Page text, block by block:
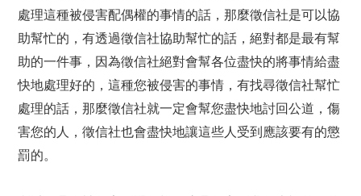
處理這種被侵害配偶權的事情的話，那麼徵信社是可以協
助幫忙的，有透過徵信社協助幫忙的話，絕對都是最有幫
助的一件事，因為徵信社絕對會幫各位盡快的將事情給盡
快地處理好的，這種您被侵害的事情，有找尋徵信社幫忙
處理的話，那麼徵信社就一定會幫您盡快地討回公道，傷
害您的人，徵信社也會盡快地讓這些人受到應該要有的懲
罰的。